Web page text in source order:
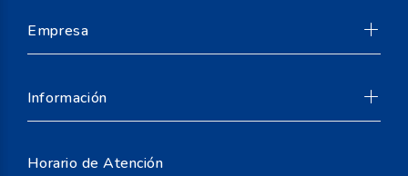
Suscribirse
Empresa
Información
Horario de Atención